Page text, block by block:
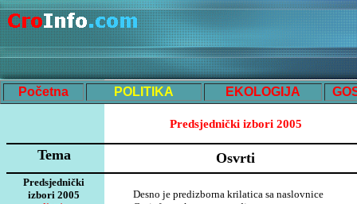
Početna POLITIKA EKOLOGIJA
Predsjednički izbori 2005
Tema Osvrti
Predsjednički
izbori 2005
Desno je predizborna krilatica sa naslovnice